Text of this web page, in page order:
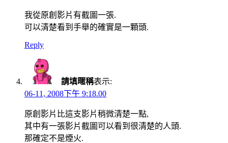
我從原創影片有截圖一張.
可以清楚看到手舉的確實是一顆頭.
Reply
請填暱稱表示:
06-11, 2008下午 9:18.00
原創影片比這支影片稍微清楚一點,
其中有一張影片截圖可以看到很清楚的人頭.
那確定不是煙火.